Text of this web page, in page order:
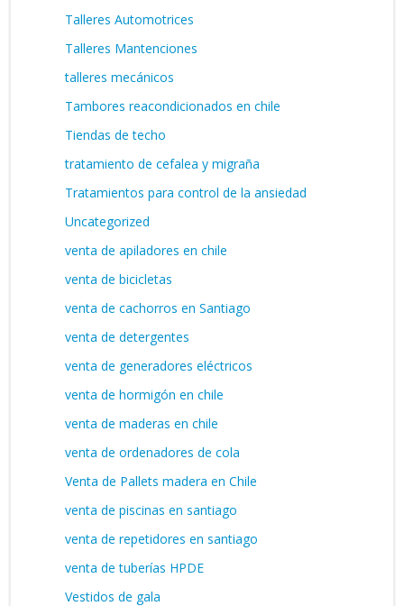
Talleres Automotrices
Talleres Mantenciones
talleres mecánicos
Tambores reacondicionados en chile
Tiendas de techo
tratamiento de cefalea y migraña
Tratamientos para control de la ansiedad
Uncategorized
venta de apiladores en chile
venta de bicicletas
venta de cachorros en Santiago
venta de detergentes
venta de generadores eléctricos
venta de hormigón en chile
venta de maderas en chile
venta de ordenadores de cola
Venta de Pallets madera en Chile
venta de piscinas en santiago
venta de repetidores en santiago
venta de tuberías HPDE
Vestidos de gala